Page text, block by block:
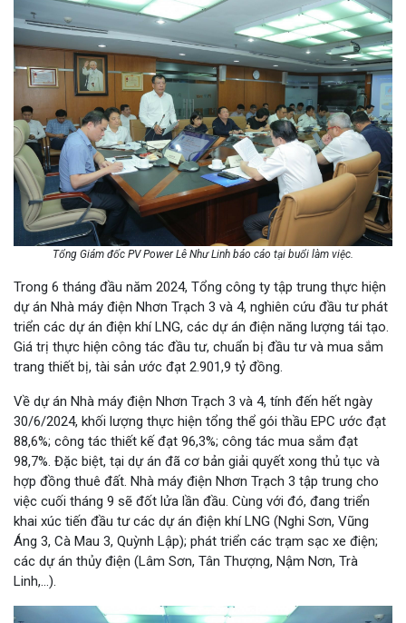
Tổng Giám đốc PV Power Lê Như Linh báo cáo tại buổi làm việc.
Trong 6 tháng đầu năm 2024, Tổng công ty tập trung thực hiện
dự án Nhà máy điện Nhơn Trạch 3 và 4, nghiên cứu đầu tư phát
triển các dự án điện khí LNG, các dự án điện năng lượng tái tạo.
Giá trị thực hiện công tác đầu tư, chuẩn bị đầu tư và mua sắm
trang thiết bị, tài sản ước đạt 2.901,9 tỷ đồng.
Về dự án Nhà máy điện Nhơn Trạch 3 và 4, tính đến hết ngày
30/6/2024, khối lượng thực hiện tổng thể gói thầu EPC ước đạt
88,6%; công tác thiết kế đạt 96,3%; công tác mua sắm đạt
98,7%. Đặc biệt, tại dự án đã cơ bản giải quyết xong thủ tục và
hợp đồng thuê đất. Nhà máy điện Nhơn Trạch 3 tập trung cho
việc cuối tháng 9 sẽ đốt lửa lần đầu. Cùng với đó, đang triển
khai xúc tiến đầu tư các dự án điện khí LNG (Nghi Sơn, Vũng
Áng 3, Cà Mau 3, Quỳnh Lập); phát triển các trạm sạc xe điện;
các dự án thủy điện (Lâm Sơn, Tân Thượng, Nậm Nơn, Trà
Linh,...).